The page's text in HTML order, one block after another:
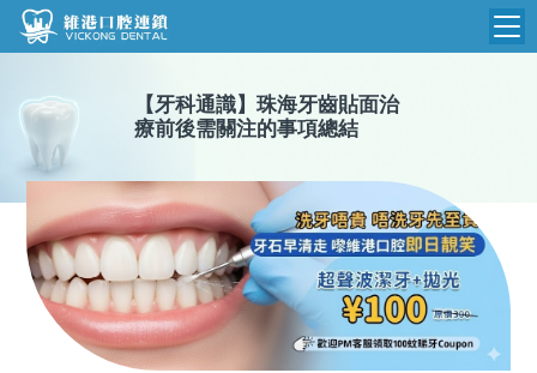
維港首頁
品牌介紹
環境設備
醫院新聞
收費標準
N
收費總表
植牙收費
根管收費
醫生團隊
門診時間
【 牙科通識】 珠海牙齒貼面治
療前後需關注的事項總結